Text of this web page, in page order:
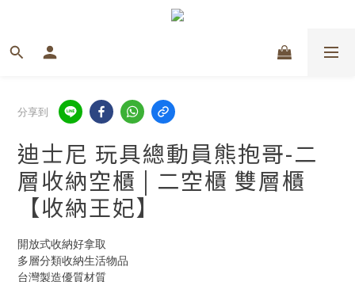
分享到
迪士尼 玩具總動員熊抱哥-二
層收納空櫃 | 二空櫃 雙層櫃
【收納王妃】
開放式收納好拿取
多層分類收納生活物品
台灣製造優質材質